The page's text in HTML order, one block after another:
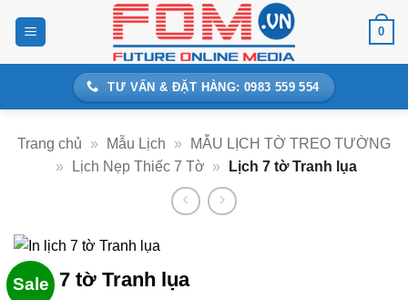
0
TƯ VẤN & ĐẶT HÀNG: 0983 559 554
Trang chủ » Mẫu Lịch »
MẪU LỊCH TỜ TREO TƯỜNG
»
Lịch Nẹp Thiếc 7 Tờ » Lịch 7 tờ Tranh lụa
Sale
Lịch 7 tờ Tranh lụa